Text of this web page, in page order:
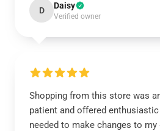
D Daisy
Verified owner
Shopping from this store was
patient and offered
needed to make changes to my